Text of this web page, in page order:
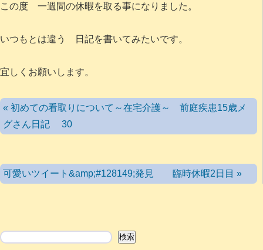
この度 一週間の休暇を取る事になりました。
いつもとは違う 日記を書いてみたいです。
宜しくお願いします。
« 初めての看取りについて～在宅介護～ 前庭疾患15歳メ
グさん日記 30
可愛いツイート&amp;#128149;発見 臨時休暇2日目 »
検索 検索